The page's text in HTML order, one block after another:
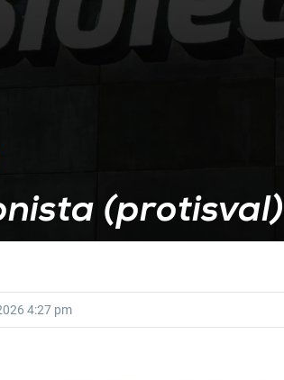
(protisval)
4:27 pm